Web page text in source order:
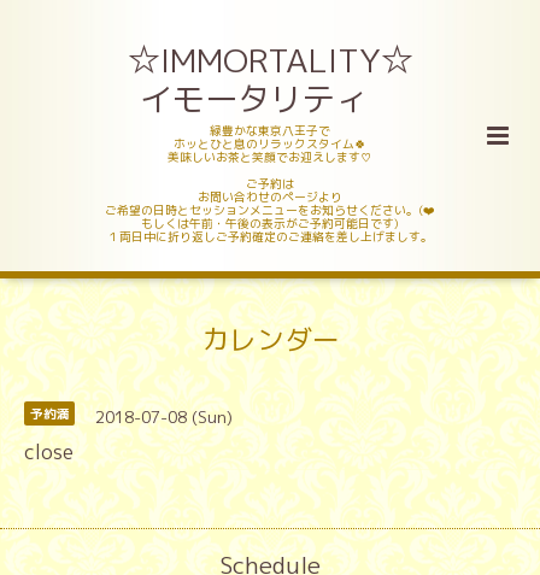
☆IMMORTALITY☆
イモータリティ
緑豊かな東京八王子で
ホッとひと息のリラックスタイム🍀
美味しいお茶と笑顔でお迎えします♡
ご予約は
お問い合わせのページより
ご希望の日時とセッションメニューをお知らせください。(❤️
もしくは午前・午後の表示がご予約可能日です)
１両日中に折り返しご予約確定のご連絡を差し上げましす。
カレンダー
予約満 2018-07-08 (Sun)
close
Schedule